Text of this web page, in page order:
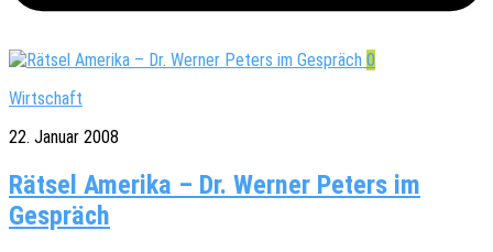
0
Wirtschaft
22. Januar 2008
Rätsel Amerika – Dr. Werner Peters im
Gespräch